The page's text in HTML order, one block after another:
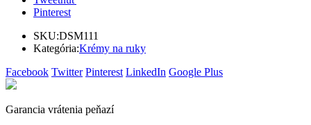
Pinterest
SKU:DSM111
Kategória:Krémy na ruky
Facebook Twitter Pinterest LinkedIn Google Plus
Garancia vrátenia peňazí